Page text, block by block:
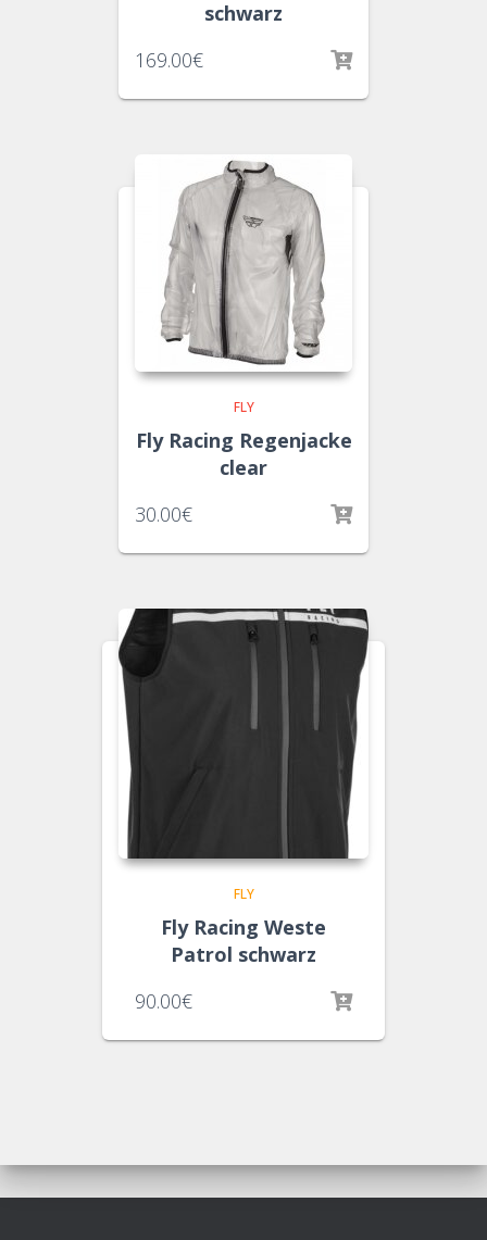
schwarz
169.00€
FLY
Fly Racing Regenjacke
clear
30.00€
FLY
Fly Racing Weste
Patrol schwarz
90.00€